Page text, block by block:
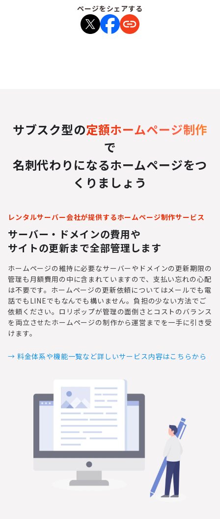
ページをシェアする
サブスク型の定額ホームページ制作
で
名刺代わりになるホームページをつ
くりましょう
レンタルサーバー会社が提供するホームページ制作サービス
サーバー・ドメインの費用や
サイトの更新まで全部管理します
ホームページの維持に必要なサーバーやドメインの更新期限の
管理も月額費用の中に含まれていますので、支払い忘れの心配
は不要です。ホームページの更新依頼についてはメールでも電
話でもLINEでもなんでも構いません。負担の少ない方法でご
依頼ください。ロリポップが管理の面倒さとコストのバランス
を両立させたホームページの制作から運営までを一手に引き受
けます。
→ 料金体系や機能一覧など詳しいサービス内容はこちらから